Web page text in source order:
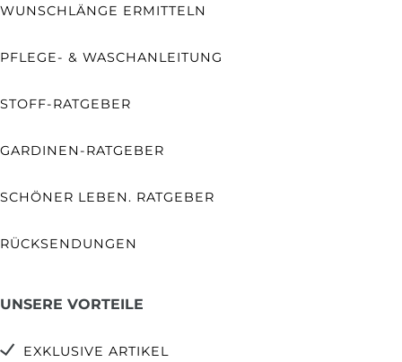
WUNSCHLÄNGE ERMITTELN
PFLEGE- & WASCHANLEITUNG
STOFF-RATGEBER
GARDINEN-RATGEBER
SCHÖNER LEBEN. RATGEBER
RÜCKSENDUNGEN
UNSERE VORTEILE
EXKLUSIVE ARTIKEL